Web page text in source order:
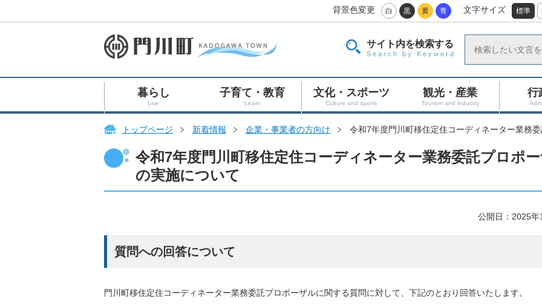
背景色変更 白 黒 黄 青 文字サイズ 標準
サイト内を検索する
Search by Keyword
暮らし
Live
子育て・教育
Learn
文化・スポーツ
Culture and sports
観光・産業
Tourism and industry
行
トップページ 新着情報 企業・事業者の方向け 令和7年度門川町移住定住コーディネーター業務
令和7年度門川町移住定住コーディネーター業務委託プロポ
の実施について
公開日：2025年
質問への回答について
門川町移住定住コーディネーター業務委託プロポーザルに関する質問に対して、下記のとおり回答いたします。